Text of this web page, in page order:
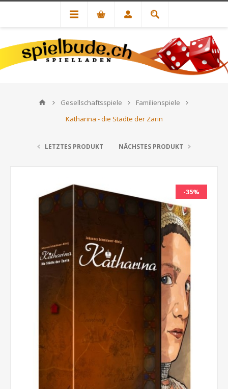
Gesellschaftsspiele
Familienspiele
Katharina - die Städte der Zarin
LETZTES PRODUKT NÄCHSTES PRODUKT
-35%